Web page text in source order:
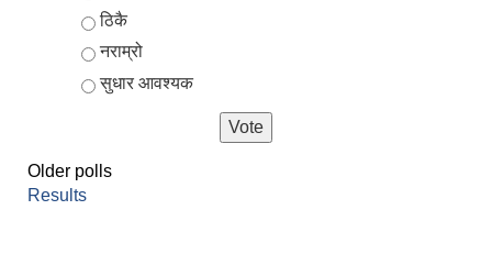
ठिकै
नराम्रो
सुधार आवश्यक
Older polls
Results